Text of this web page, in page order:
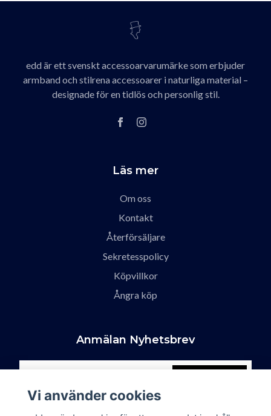
edd är ett svenskt accessoarvarumärke som erbjuder
armband och stilrena accessoarer i naturliga material –
designade för en tidlös och personlig stil.
Läs mer
Om oss
Kontakt
Återförsäljare
Sekretesspolicy
Köpvillkor
Ångra köp
Anmälan Nyhetsbrev
Vi använder cookies